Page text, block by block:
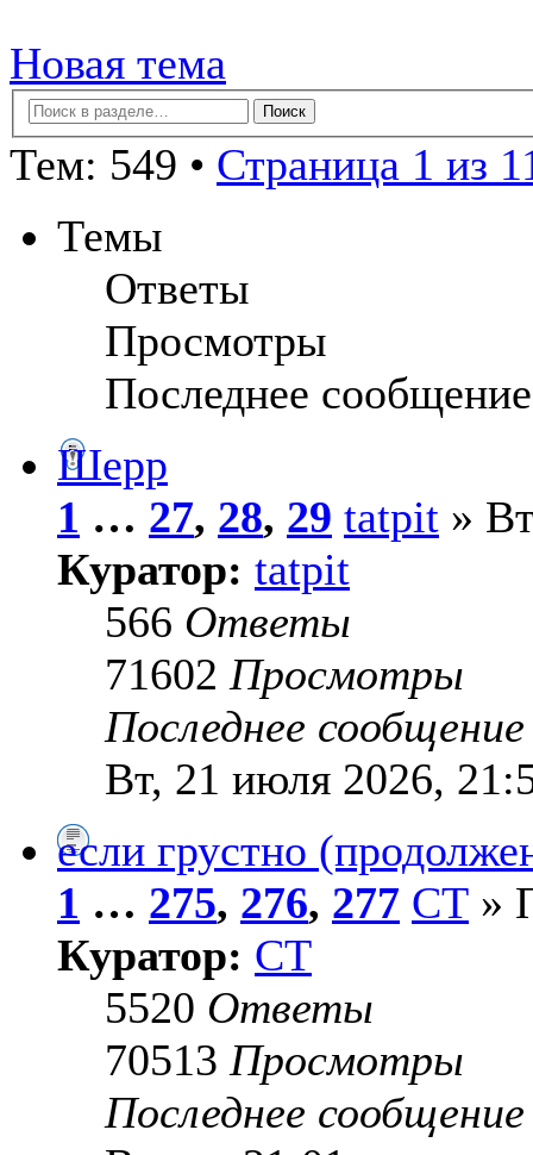
Новая тема
Тем: 549 • Страница 1 из
Темы
Ответы
Просмотры
Последнее сообщение
Шерр
1 … 27, 28, 29 tatpit »
Куратор: tatpit
566 Ответы
71602 Просмотры
Последнее
Вт, 21 июля 2026,
если грустно
1 … 275, 276, 277 СТ »
Куратор: СТ
5520 Ответы
70513 Просмотры
Последнее